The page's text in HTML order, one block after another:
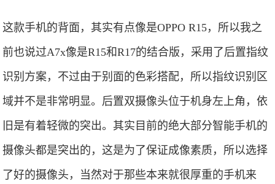
这款手机的背面，其实有点像是OPPO R15，所以我之
前也说过A7x像是R15和R17的结合版，采用了后置指纹
识别方案，不过由于别面的色彩搭配，所以指纹识别区
域并不是非常明显。后置双摄像头位于机身左上角，依
旧是有着轻微的突出。其实目前的绝大部分智能手机的
摄像头都是突出的，这是为了保证成像素质，所以选择
了好的摄像头，当然对于那些本来就很厚重的手机来